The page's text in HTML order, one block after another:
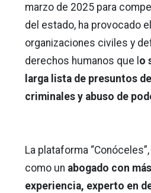
marzo de 2025 para
del estado, ha provocado
organizaciones civiles y
derechos humanos que l o
larga lista de presuntos
criminales y abuso de
La plataforma
como un abogado con
experiencia, experto en